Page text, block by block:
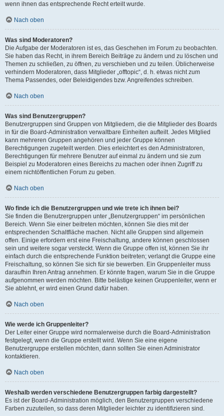
wenn ihnen das entsprechende Recht erteilt wurde.
Nach oben
Was sind Moderatoren?
Die Aufgabe der Moderatoren ist es, das Geschehen im Forum zu beobachten.
Sie haben das Recht, in ihrem Bereich Beiträge zu ändern und zu löschen und
Themen zu schließen, zu öffnen, zu verschieben und zu teilen. Üblicherweise
verhindern Moderatoren, dass Mitglieder „offtopic“, d. h. etwas nicht zum
Thema Passendes, oder Beleidigendes bzw. Angreifendes schreiben.
Nach oben
Was sind Benutzergruppen?
Benutzergruppen sind Gruppen von Mitgliedern, die die Mitglieder des Boards
in für die Board-Administration verwaltbare Einheiten aufteilt. Jedes Mitglied
kann mehreren Gruppen angehören und jeder Gruppe können
Berechtigungen zugeteilt werden. Dies erleichtert es den Administratoren,
Berechtigungen für mehrere Benutzer auf einmal zu ändern und sie zum
Beispiel zu Moderatoren eines Bereichs zu machen oder ihnen Zugriff zu
einem nichtöffentlichen Forum zu geben.
Nach oben
Wo finde ich die Benutzergruppen und wie trete ich ihnen bei?
Sie finden die Benutzergruppen unter „Benutzergruppen“ im persönlichen
Bereich. Wenn Sie einer beitreten möchten, können Sie dies mit der
entsprechenden Schaltfläche machen. Nicht alle Gruppen sind allgemein
offen. Einige erfordern erst eine Freischaltung, andere können geschlossen
sein und weitere sogar versteckt. Wenn die Gruppe offen ist, können Sie ihr
einfach durch die entsprechende Funktion beitreten; verlangt die Gruppe eine
Freischaltung, so können Sie sich für sie bewerben. Ein Gruppenleiter muss
daraufhin Ihren Antrag annehmen. Er könnte fragen, warum Sie in die Gruppe
aufgenommen werden möchten. Bitte belästige keinen Gruppenleiter, wenn er
Sie ablehnt, er wird einen Grund dafür haben.
Nach oben
Wie werde ich Gruppenleiter?
Der Leiter einer Gruppe wird normalerweise durch die Board-Administration
festgelegt, wenn die Gruppe erstellt wird. Wenn Sie eine eigene
Benutzergruppe erstellen möchten, dann sollten Sie einen Administrator
kontaktieren.
Nach oben
Weshalb werden verschiedene Benutzergruppen farbig dargestellt?
Es ist der Board-Administration möglich, den Benutzergruppen verschiedene
Farben zuzuteilen, so dass deren Mitglieder leichter zu identifizieren sind.